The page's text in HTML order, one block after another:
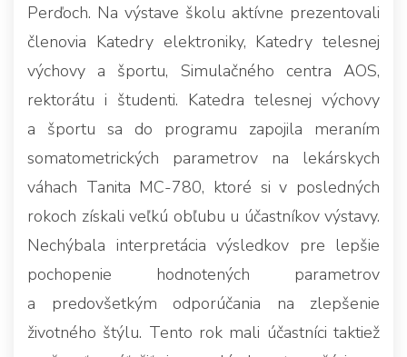
Perďoch. Na výstave školu aktívne prezentovali
členovia Katedry elektroniky, Katedry telesnej
výchovy a športu, Simulačného centra AOS,
rektorátu i študenti. Katedra telesnej výchovy
a športu sa do programu zapojila meraním
somatometrických parametrov na lekárskych
váhach Tanita MC-780, ktoré si v posledných
rokoch získali veľkú obľubu u účastníkov výstavy.
Nechýbala interpretácia výsledkov pre lepšie
pochopenie hodnotených parametrov
a predovšetkým odporúčania na zlepšenie
životného štýlu. Tento rok mali účastníci taktiež